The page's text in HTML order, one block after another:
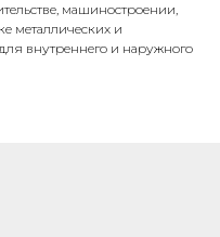
машиностроении,
металлических и
внутреннего и наружного